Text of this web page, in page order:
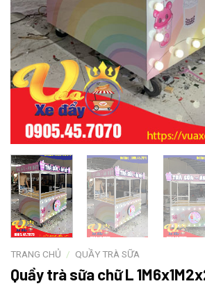
TRANG CHỦ / QUẦY TRÀ SỮA
Quầy trà sữa chữ L